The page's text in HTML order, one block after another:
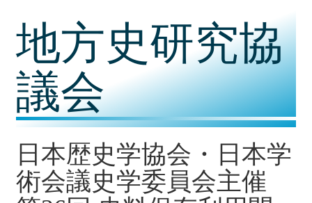
地方史研究協
議会
日本歴史学協会・日本学
術会議史学委員会主催